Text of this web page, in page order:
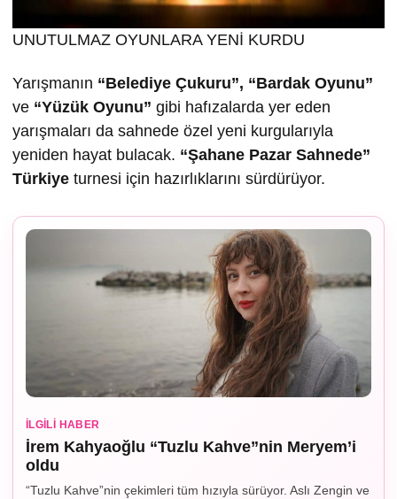
UNUTULMAZ OYUNLARA YENİ KURDU
Yarışmanın “Belediye Çukuru”, “Bardak Oyunu”
ve “Yüzük Oyunu” gibi hafızalarda yer eden
yarışmaları da sahnede özel yeni kurgularıyla
yeniden hayat bulacak. “Şahane Pazar Sahnede”
Türkiye turnesi için hazırlıklarını sürdürüyor.
İLGILI HABER
İrem Kahyaoğlu “Tuzlu Kahve”nin Meryem’i
oldu
“Tuzlu Kahve”nin çekimleri tüm hızıyla sürüyor. Aslı Zengin ve